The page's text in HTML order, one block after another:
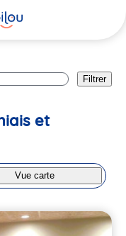
Filtrer
et
Vue carte